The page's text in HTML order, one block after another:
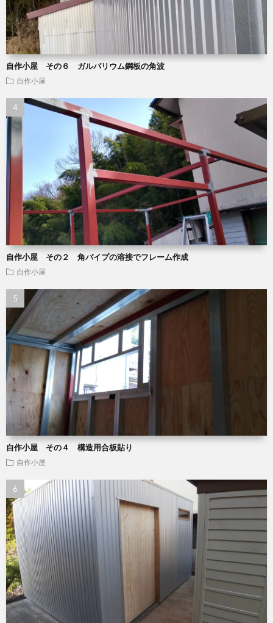
自作小屋 その６ ガルバリウム鋼板の角波
自作小屋
自作小屋 その２ 角パイプの溶接でフレーム作成
自作小屋
自作小屋 その４ 構造用合板貼り
自作小屋